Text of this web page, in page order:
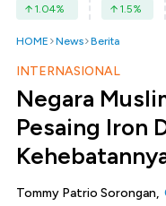
1.04% 1.5%
HOME News Berita
INTERNASIONAL
Negara
Pesaing Iron
Tommy Patrio Sorongan,